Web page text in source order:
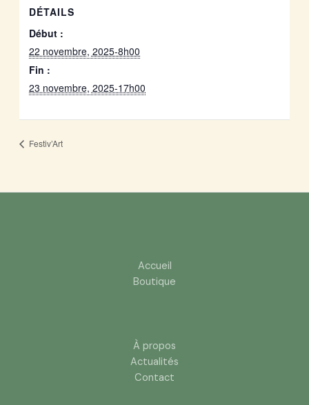
DÉTAILS
Début :
22 novembre, 2025-8h00
Fin :
23 novembre, 2025-17h00
Festiv’Art
Accueil
Boutique
À propos
Actualités
Contact